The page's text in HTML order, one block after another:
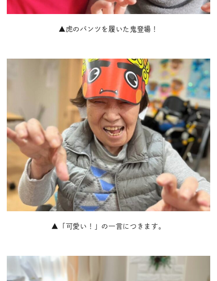
▲虎のパンツを履いた鬼登場！
▲「可愛い！」の一言につきます。